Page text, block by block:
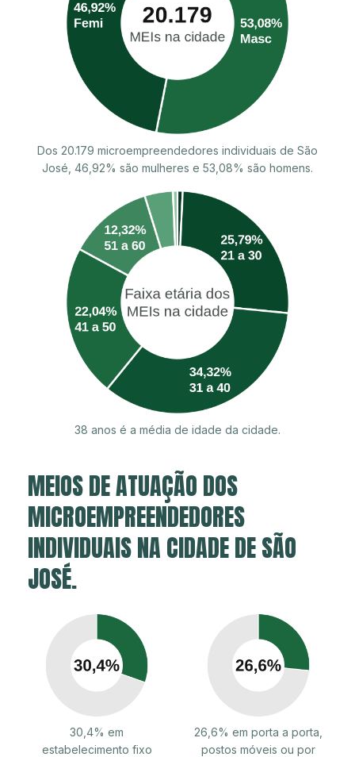
Dos 20.179 microempreendedores individuais de São
José, 46,92% são mulheres e 53,08% são homens.
38 anos é a média de idade da cidade.
MEIOS DE ATUAÇÃO DOS
MICROEMPREENDEDORES
INDIVIDUAIS NA CIDADE DE SÃO
JOSÉ.
30,4% em
estabelecimento fixo
26,6% em porta a porta,
postos móveis ou por